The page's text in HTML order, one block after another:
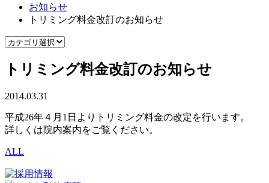
お知らせ
トリミング料金改訂のお知らせ
トリミング料金改訂のお知らせ
2014.03.31
平成26年４月1日よりトリミング料金の改定を行います。
詳しくは院内案内をご覧ください。
ALL